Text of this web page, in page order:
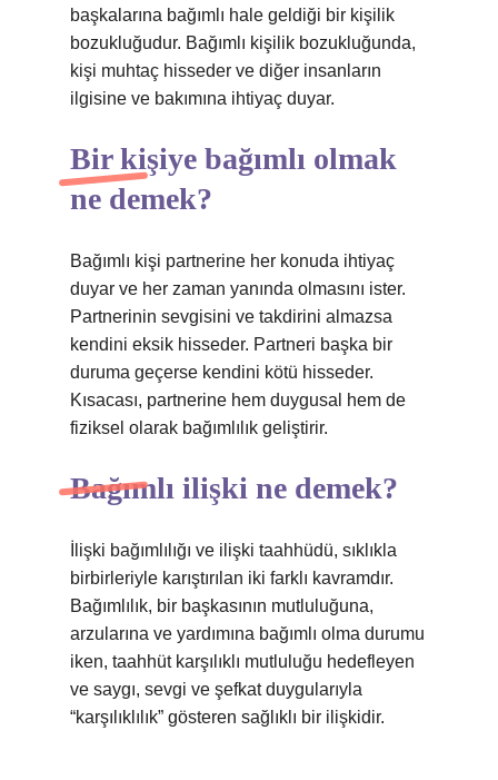
başkalarına bağımlı hale geldiği bir kişilik
bozukluğudur. Bağımlı kişilik bozukluğunda,
kişi muhtaç hisseder ve diğer insanların
ilgisine ve bakımına ihtiyaç duyar.
Bir kişiye bağımlı olmak
ne demek?
Bağımlı kişi partnerine her konuda ihtiyaç
duyar ve her zaman yanında olmasını ister.
Partnerinin sevgisini ve takdirini almazsa
kendini eksik hisseder. Partneri başka bir
duruma geçerse kendini kötü hisseder.
Kısacası, partnerine hem duygusal hem de
fiziksel olarak bağımlılık geliştirir.
Bağımlı ilişki ne demek?
İlişki bağımlılığı ve ilişki taahhüdü, sıklıkla
birbirleriyle karıştırılan iki farklı kavramdır.
Bağımlılık, bir başkasının mutluluğuna,
arzularına ve yardımına bağımlı olma durumu
iken, taahhüt karşılıklı mutluluğu hedefleyen
ve saygı, sevgi ve şefkat duygularıyla
“karşılıklılık” gösteren sağlıklı bir ilişkidir.